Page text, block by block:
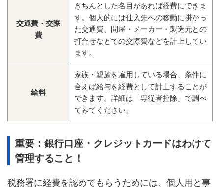
交通費・交際
費
きちんとした名目があれば経費にできま
す。個人的には仕入先への移動に掛かっ
た交通費、問屋・メーカー・製造元との
打合せなどでの交際費などを計上してい
ます。
給料
家族・親族を雇用している場合、条件に
合えば給与を経費として計上することが
できます。詳細は「専従者控除」で調べ
てみてください。
重要：銀行口座・クレジットカードはわけて
管理すること！
税務署に経費を認めてもらうためには、個人用と事